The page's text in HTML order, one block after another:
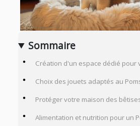
Sommaire
Création d'un espace dédié pour
Choix des jouets adaptés au
Protéger votre maison des
Alimentation et nutrition pour un